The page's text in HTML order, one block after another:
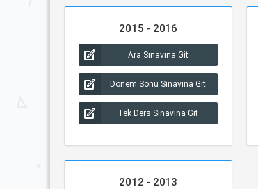
2015 - 2016
Ara Sınavına Git
Dönem Sonu Sınavına Git
Tek Ders Sınavına Git
2012 - 2013